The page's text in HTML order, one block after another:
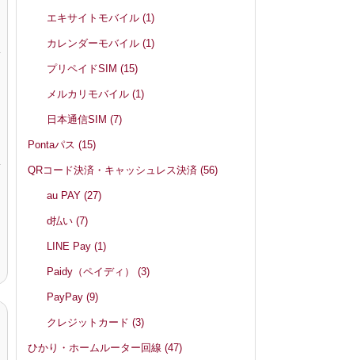
エキサイトモバイル(1)
カレンダーモバイル(1)
プリペイドSIM(15)
メルカリモバイル(1)
日本通信SIM(7)
Pontaパス (15)
QRコード決済・キャッシュレス決済 (56)
au PAY(27)
d払い(7)
LINE Pay(1)
Paidy（ペイディ）(3)
PayPay(9)
クレジットカード(3)
ひかり・ホームルーター回線 (47)